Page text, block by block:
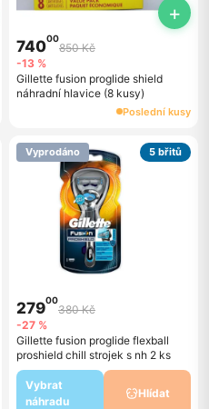
+
74000
850 Kč
-13 %
Gillette fusion proglide shield
náhradní hlavice (8 kusy)
Poslední kusy
Vyprodáno 5 břitů
27900
380 Kč
-27 %
Gillette fusion proglide flexball
proshield chill strojek s nh 2 ks
Vybrat
náhradu
Hlídat